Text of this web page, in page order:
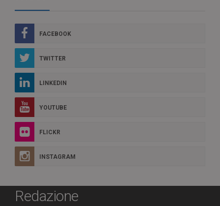
FACEBOOK
TWITTER
LINKEDIN
YOUTUBE
FLICKR
INSTAGRAM
Redazione